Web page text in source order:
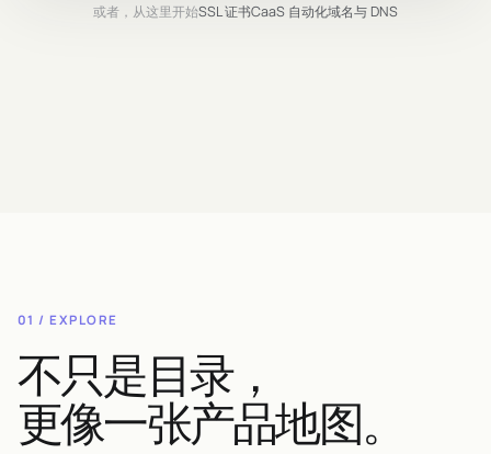
或者，从这里开始SSL 证书CaaS 自动化域名与 DNS
01 / EXPLORE
不只是目录，
更像一张产品地图。